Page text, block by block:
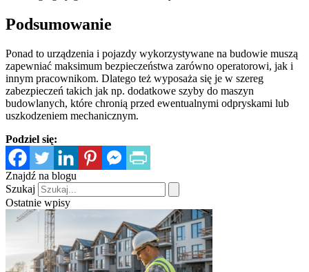
Podsumowanie
Ponad to urządzenia i pojazdy wykorzystywane na budowie muszą
zapewniać maksimum bezpieczeństwa zarówno operatorowi, jak i
innym pracownikom. Dlatego też wyposaża się je w szereg
zabezpieczeń takich jak np. dodatkowe szyby do maszyn
budowlanych, które chronią przed ewentualnymi odpryskami lub
uszkodzeniem mechanicznym.
Podziel się:
Znajdź na blogu
Szukaj
Ostatnie wpisy